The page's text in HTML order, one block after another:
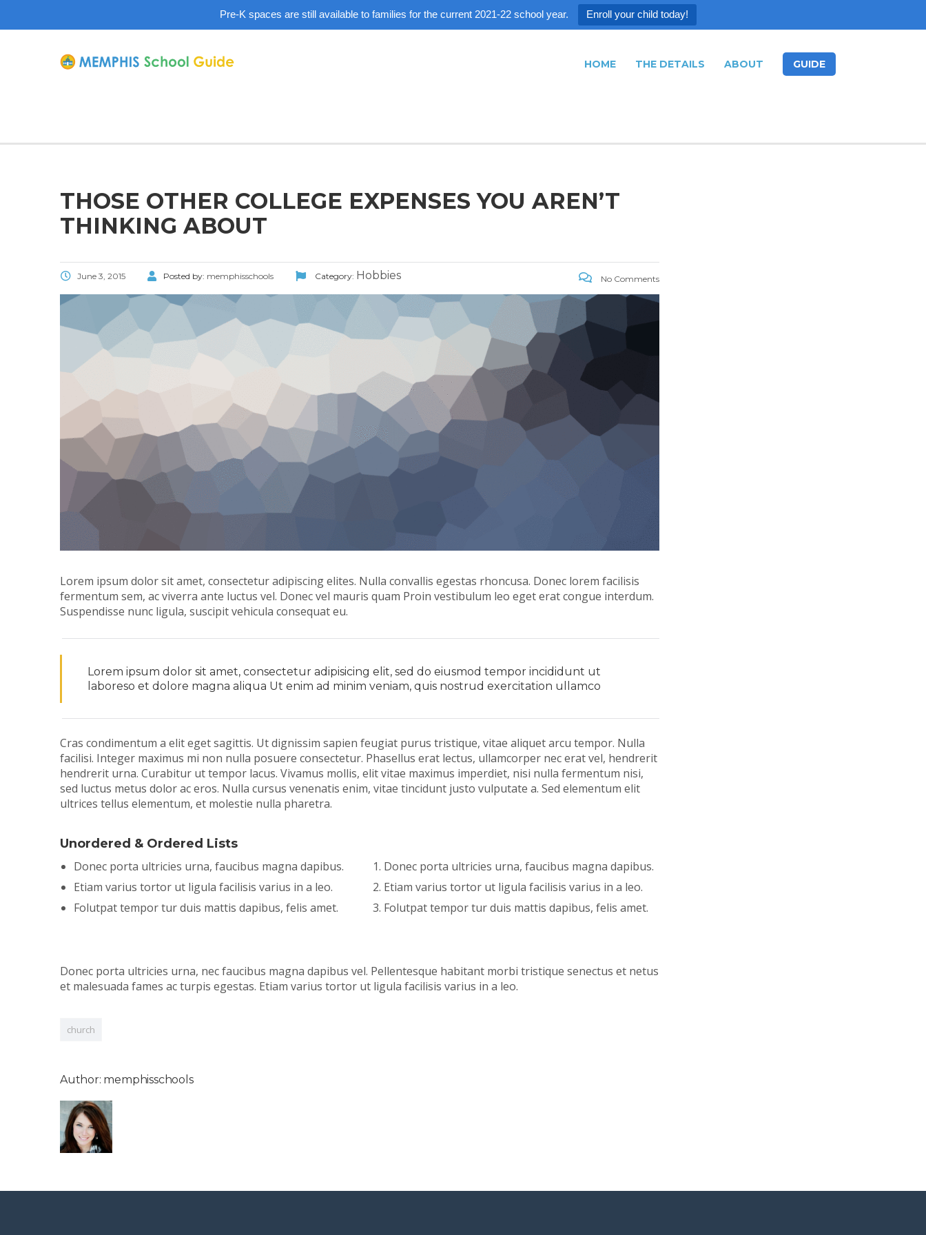
Pre-K spaces are still available to families for the current 2021-22 school year. Enroll your child today!
HOME THE DETAILS ABOUT GUIDE
THOSE OTHER COLLEGE EXPENSES YOU AREN’T
THINKING ABOUT
June 3, 2015 Posted by: memphisschools Category: Hobbies No Comments
Lorem ipsum dolor sit amet, consectetur adipiscing elites. Nulla convallis egestas rhoncusa. Donec lorem facilisis
fermentum sem, ac viverra ante luctus vel. Donec vel mauris quam Proin vestibulum leo eget erat congue interdum.
Suspendisse nunc ligula, suscipit vehicula consequat eu.
Lorem ipsum dolor sit amet, consectetur adipisicing elit, sed do eiusmod tempor incididunt ut
laboreso et dolore magna aliqua Ut enim ad minim veniam, quis nostrud exercitation ullamco
Cras condimentum a elit eget sagittis. Ut dignissim sapien feugiat purus tristique, vitae aliquet arcu tempor. Nulla
facilisi. Integer maximus mi non nulla posuere consectetur. Phasellus erat lectus, ullamcorper nec erat vel, hendrerit
hendrerit urna. Curabitur ut tempor lacus. Vivamus mollis, elit vitae maximus imperdiet, nisi nulla fermentum nisi,
sed luctus metus dolor ac eros. Nulla cursus venenatis enim, vitae tincidunt justo vulputate a. Sed elementum elit
ultrices tellus elementum, et molestie nulla pharetra.
Unordered & Ordered Lists
Donec porta ultricies urna, faucibus magna dapibus.
Etiam varius tortor ut ligula facilisis varius in a leo.
Folutpat tempor tur duis mattis dapibus, felis amet.
Donec porta ultricies urna, faucibus magna dapibus.
Etiam varius tortor ut ligula facilisis varius in a leo.
Folutpat tempor tur duis mattis dapibus, felis amet.
Donec porta ultricies urna, nec faucibus magna dapibus vel. Pellentesque habitant morbi tristique senectus et netus
et malesuada fames ac turpis egestas. Etiam varius tortor ut ligula facilisis varius in a leo.
church
Author: memphisschools